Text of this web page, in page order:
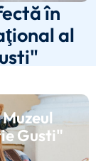
în
al
Gusti"